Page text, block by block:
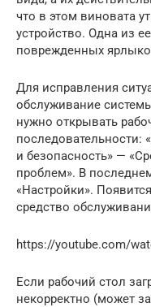
что в этом виновата
устройство. Одна из
поврежденных
Для исправления
обслуживание
нужно открывать
последовательности:
и безопасность» —
проблем». В
«Настройки».
средство
https://youtube.com/
Если рабочий стол
некорректно (может